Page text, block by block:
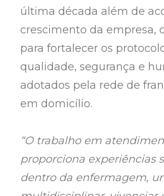
última década além de
crescimento da empresa,
para fortalecer os
qualidade, segurança e
adotados pela rede de
em domicílio.
“O trabalho em
proporciona experiências
dentro da enfermagem,